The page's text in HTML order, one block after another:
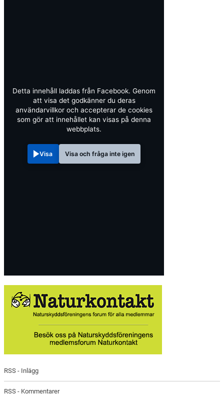
Detta innehåll laddas från Facebook. Genom
att visa det godkänner du deras
användarvillkor och accepterar de cookies
som gör att innehållet kan visas på denna
webbplats.
Visa Visa och fråga inte igen
RSS - Inlägg
RSS - Kommentarer